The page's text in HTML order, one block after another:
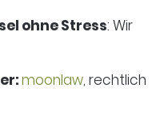
ohne Stress: Wir
moonlaw, rechtlich